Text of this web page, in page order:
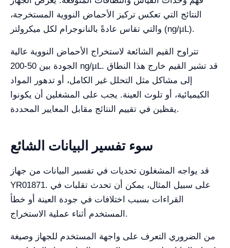
النتائج التي تعكس تركيز الأحماض النووية المستخرجة،
والتي تقاس عادةً بالنانوجرام لكل ميكرولتر (ng/µL).
تتراوح القيم الشائعة لاستخراج الأحماض النووية عالية
الجودة بين 50-200 ng/µL. قد تشير القيم خارج هذا النطاق
إلى مشاكل مثل التحلل غير الكامل، أو تدهور المواد
الكيميائية، أو تلوث العينة. يجب على المشغلين أن يكونوا
يقظين في تقييم النتائج مقابل المعايير المحددة.
سوء تفسير البيانات الشائع
قد يواجه المشغلون تحديات في تفسير البيانات من جهاز
YR01871. على سبيل المثال، يمكن أن تحدث تقلبات في
القراءات بسبب اختلافات في جودة العينة أو خطأ
المستخدم أثناء عملية الاستخراج.
من الضروري التعرف على واجهة المستخدم للجهاز وصيغة